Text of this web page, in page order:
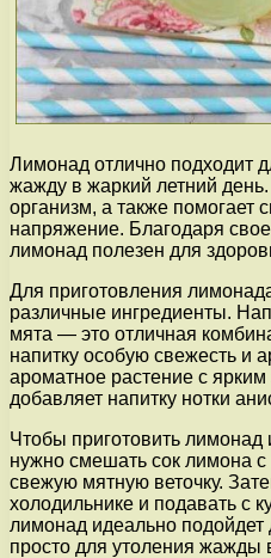
Лимонад отлично подходит
жажду в жаркий летний
организм, а также помогает
напряжение. Благодаря
лимонад полезен для
Для приготовления
различные ингредиенты.
мята — это отличная
напитку особую свежесть и
ароматное растение с
добавляет напитку нотки
Чтобы приготовить
нужно смешать сок лимона с
свежую мятную веточку.
холодильнике и подавать с
лимонад идеально подойдет
просто для утоления жажды